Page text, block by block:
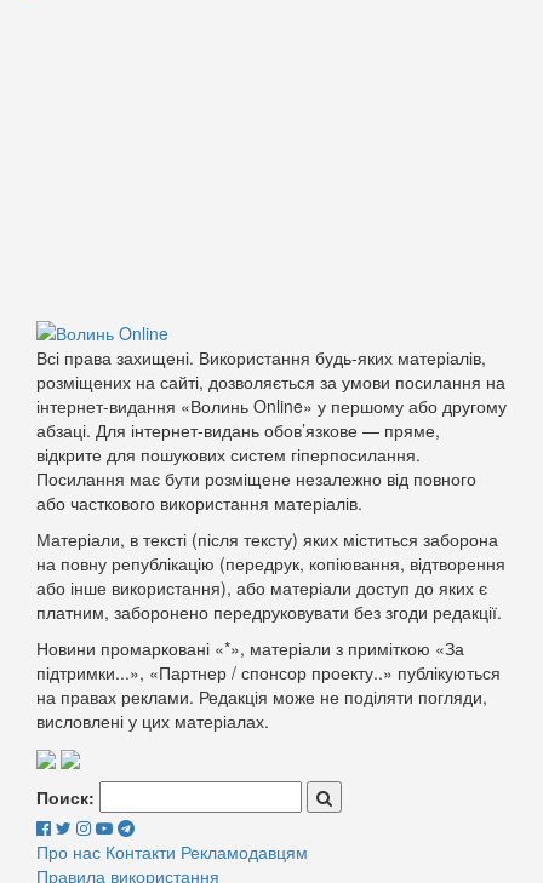
Всі права захищені. Використання будь-яких матеріалів,
розміщених на сайті, дозволяється за умови посилання на
інтернет-видання «Волинь Online» у першому або другому
абзаці. Для інтернет-видань обов’язкове — пряме,
відкрите для пошукових систем гіперпосилання.
Посилання має бути розміщене незалежно від повного
або часткового використання матеріалів.
Матеріали, в тексті (після тексту) яких міститься заборона
на повну републікацію (передрук, копіювання, відтворення
або інше використання), або матеріали доступ до яких є
платним, заборонено передруковувати без згоди редакції.
Новини промарковані «*», матеріали з приміткою «За
підтримки...», «Партнер / спонсор проекту..» публікуються
на правах реклами. Редакція може не поділяти погляди,
висловлені у цих матеріалах.
Поиск:
Про нас Контакти Рекламодавцям
Правила використання